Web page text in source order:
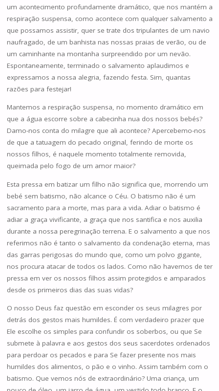
um acontecimento profundamente dramático, que nos mantém a
respiração suspensa, como acontece com qualquer salvamento a
que possamos assistir, quer se trate dos tripulantes de um navio
naufragado, de um banhista nas nossas praias de verão, ou de
um caminhante na montanha surpreendido por um nevão.
Espontaneamente, terminado o salvamento aplaudimos e
expressamos a nossa alegria, fazendo festa. Sim, quantas
razões para festejar!
Mantemos a respiração suspensa, no momento dramático em
que a água escorre sobre a cabecinha nua dos nossos bebés?
Damo-nos conta do milagre que ali acontece? Apercebemo-nos
de que a tatuagem do pecado original, ferindo de morte os
nossos filhos, é naquele momento totalmente removida,
queimada pelo fogo de um amor maior?
Esta pressa em batizar um filho não significa que, morrendo um
bebé sem batismo, não alcance o Céu. O batismo não é um
sacramento para a morte, mas para a vida. Adiar o batismo é
adiar a graça vivificante, a graça que nos santifica e nos auxilia
durante a nossa peregrinação terrena. E o salvamento a que nos
referimos não é tanto o salvamento da condenação eterna, mas
das garras perigosas do mundo que, como um polvo gigante,
nos procura atacar de todos os lados. Como não havemos de ter
pressa em ver os nossos filhos assim protegidos e amparados
desde os primeiros dias das suas vidas?
O nosso Deus faz questão em esconder os seus milagres por
detrás dos gestos mais humildes. É com verdadeiro prazer que
Ele escolhe os simples para confundir os soberbos, ou que Se
submete à palavra e aos gestos dos seus sacerdotes ordenados
para perdoar os pecados e para Se fazer presente nos mais
humildes dos alimentos, o pão e o vinho. Assim também com o
batismo. Que vemos nós de extraordinário? Uma criança, um